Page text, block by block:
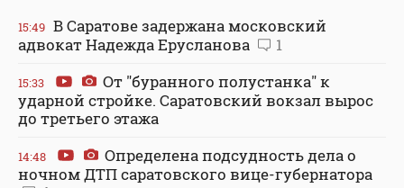
15:49 В Саратове задержана московский
адвокат Надежда Ерусланова
1
15:33
От "буранного полустанка" к
ударной стройке. Саратовский вокзал вырос
до третьего этажа
14:48
Определена подсудность дела о
ночном ДТП саратовского вице-губернатора